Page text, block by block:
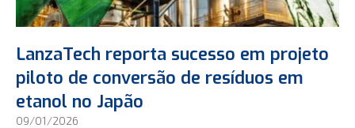
LanzaTech reporta sucesso em projeto
piloto de conversão de resíduos em
etanol no Japão
09/01/2026